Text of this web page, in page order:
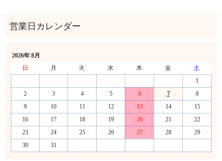
2026年 8月
日
月 火 水 木 金
土
1
2
3 4 5 6 7
8
9
10 11 12 13 14
15
16
17 18 19 20 21
22
23
24 25 26 27 28
29
30
31